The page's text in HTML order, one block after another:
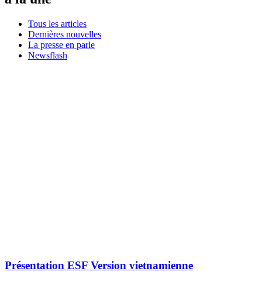
Tous les articles
Dernières nouvelles
La presse en parle
Newsflash
Présentation ESF Version vietnamienne